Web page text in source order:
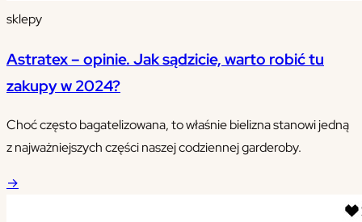
sklepy
Astratex – opinie. Jak sądzicie, warto robić tu
zakupy w 2024?
Choć często bagatelizowana, to właśnie bielizna stanowi jedną
z najważniejszych części naszej codziennej garderoby.
→